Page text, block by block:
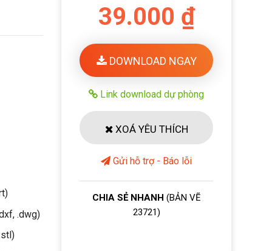
.dwg)
39.000 ₫
DOWNLOAD NGAY
Link download dự phòng
XOÁ YÊU THÍCH
Gửi hỗ trợ - Báo lỗi
CHIA SẺ NHANH (BẢN VẼ
23721)